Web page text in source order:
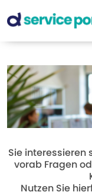
Sie interessieren
vorab Fragen
Nutzen Sie